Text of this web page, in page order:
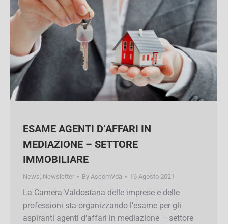
ESAME AGENTI D’AFFARI IN
MEDIAZIONE – SETTORE
IMMOBILIARE
News Newsletter AscomVda 16 Agosto 2021
La Camera Valdostana delle imprese e delle
professioni sta organizzando l’esame per gli